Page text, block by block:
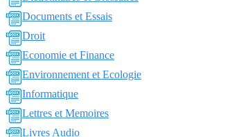
Documents et Essais
Droit
Economie et Finance
Environnement et Ecologie
Informatique
Lettres et Memoires
Livres Audio